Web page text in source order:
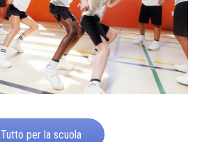
Tutto per la scuola